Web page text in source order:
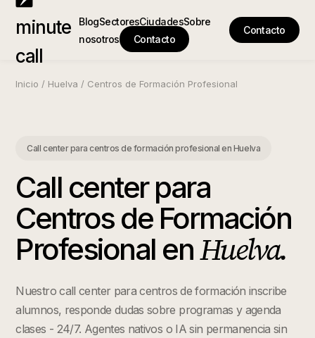
minute
call
BlogSectoresCiudadesSobre
nosotros
Contacto
Contacto
Inicio / Huelva / Centros de Formación Profesional
Call center para centros de formación profesional en Huelva
Call center para
Centros de Formación
Profesional enHuelva.
Nuestro call center para centros de formación inscribe
alumnos, responde dudas sobre programas y agenda
clases - 24/7. Agentes nativos o IA sin permanencia sin